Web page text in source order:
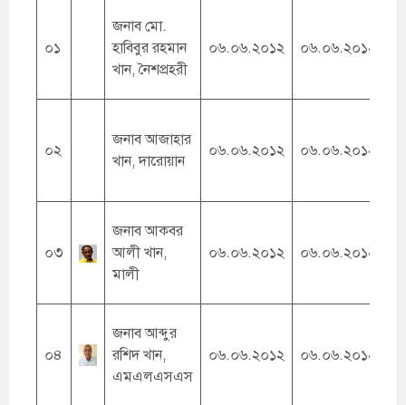
০১
জনাব মো.
হাবিবুর রহমান
খান, নৈশপ্রহরী
০৬.০৬.২০১২ ০৬.০৬.২০১২
০২
জনাব আজাহার
খান, দারোয়ান
০৬.০৬.২০১২ ০৬.০৬.২০১২
০৩
জনাব আকবর
আলী খান,
মালী
০৬.০৬.২০১২ ০৬.০৬.২০১২
০৪
জনাব আব্দুর
রশিদ খান,
এমএলএসএস
০৬.০৬.২০১২ ০৬.০৬.২০১২